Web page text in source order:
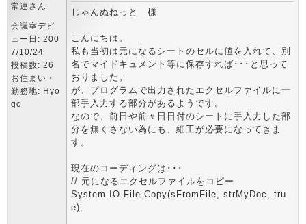
常連さん
会議室デビ
ュー日: 200
7/10/24
投稿数: 26
お住まい・
勤務地: Hyo
go
じゃんぬねっと 様
こんにちは。
私も当初は元になるシートのセルに値を入れて、別
名でマイドキュメント等に保存すれば･･･と思って
おりました。
が、プログラムで出力されたエクセルファイルに一
部手入力する部分があるようです。
なので、前日や前々日日付のシートに手入力した部
分を無くさない為にも、細工が必要になってきま
す。
現在のコーディングは･･･
// 元になるエクセルファイルをコピー
System.IO.File.Copy(sFromFile, strMyDoc, tru
e);